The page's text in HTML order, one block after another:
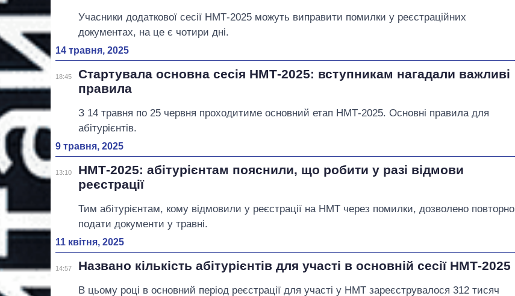
Учасники додаткової сесії НМТ-2025 можуть виправити помилки у реєстраційних
документах, на це є чотири дні.
14 травня, 2025
18:45
Стартувала основна сесія НМТ-2025: вступникам нагадали важливі
правила
З 14 травня по 25 червня проходитиме основний етап НМТ-2025. Основні правила для
абітурієнтів.
9 травня, 2025
13:10
НМТ-2025: абітурієнтам пояснили, що робити у разі відмови
реєстрації
Тим абітурієнтам, кому відмовили у реєстрації на НМТ через помилки, дозволено повторно
подати документи у травні.
11 квітня, 2025
14:57 Названо кількість абітурієнтів для участі в основній сесії НМТ-2025
В цьому році в основний період реєстрації для участі у НМТ зареєструвалося 312 тисяч